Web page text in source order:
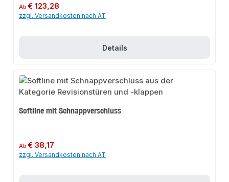
Regulärer Preis:
Ab€ 123,28
zzgl. Versandkosten nach AT
Details
Softline mit Schnappverschluss
Regulärer Preis:
Ab€ 38,17
zzgl. Versandkosten nach AT